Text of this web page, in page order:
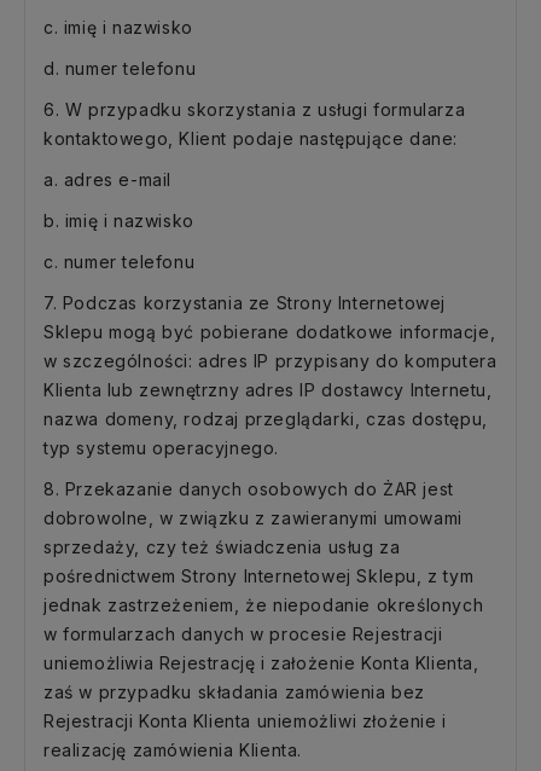
c. imię i nazwisko
d. numer telefonu
6. W przypadku skorzystania z usługi formularza
kontaktowego, Klient podaje następujące dane:
a. adres e-mail
b. imię i nazwisko
c. numer telefonu
7. Podczas korzystania ze Strony Internetowej
Sklepu mogą być pobierane dodatkowe informacje,
w szczególności: adres IP przypisany do komputera
Klienta lub zewnętrzny adres IP dostawcy Internetu,
nazwa domeny, rodzaj przeglądarki, czas dostępu,
typ systemu operacyjnego.
8. Przekazanie danych osobowych do ŻAR jest
dobrowolne, w związku z zawieranymi umowami
sprzedaży, czy też świadczenia usług za
pośrednictwem Strony Internetowej Sklepu, z tym
jednak zastrzeżeniem, że niepodanie określonych
w formularzach danych w procesie Rejestracji
uniemożliwia Rejestrację i założenie Konta Klienta,
zaś w przypadku składania zamówienia bez
Rejestracji Konta Klienta uniemożliwi złożenie i
realizację zamówienia Klienta.